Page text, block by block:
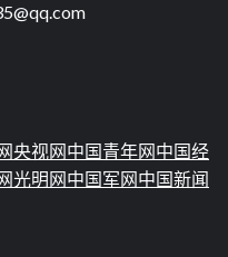
央视网中国青年网中国经
光明网中国军网中国新闻